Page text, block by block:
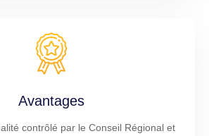
Avantages
contrôlé par le Conseil Régional et